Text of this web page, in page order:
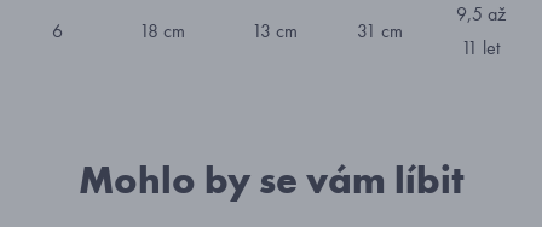
6 18 cm 13 cm 31 cm
9,5 až
11 let
Mohlo by se vám líbit